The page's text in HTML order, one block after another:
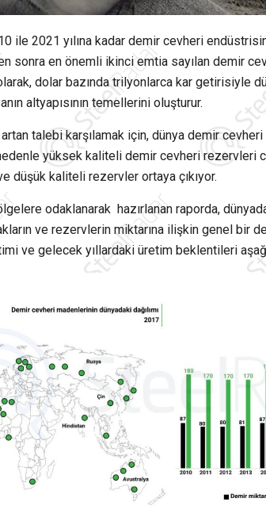
ile 2021 yılına kadar demir cevheri
sonra en önemli ikinci emtia sayılan demir
dolar bazında trilyonlarca kar getirisiyle
altyapısının temellerini oluşturur.
talebi karşılamak için, dünya demir cevheri
yüksek kaliteli demir cevheri rezervleri
düşük kaliteli rezervler ortaya çıkıyor.
odaklanarak hazırlanan raporda,
ve rezervlerin miktarına ilişkin genel bir
ve gelecek yıllardaki üretim beklentileri